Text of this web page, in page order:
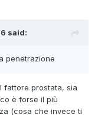
said:
penetrazione
fattore prostata, sia
è forse il più
(cosa che invece ti